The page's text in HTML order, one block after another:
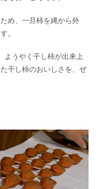
め、一旦柿を縄から外
。
ようやく干し柿が出来上
干し柿のおいしさを、ぜ